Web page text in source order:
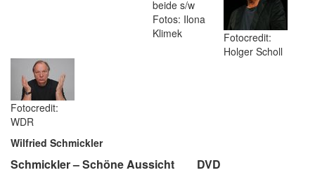
beide s/w
Fotos: Ilona
Klimek
Fotocredit:
Holger Scholl
Fotocredit:
WDR
Wilfried Schmickler
Schmickler – Schöne Aussicht DVD